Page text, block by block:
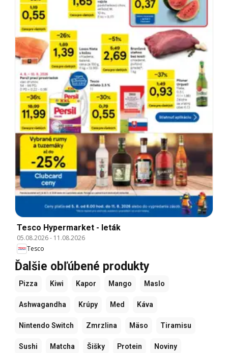
Tesco Hypermarket - leták
05.08.2026- 11.08.2026
Tesco
Ďalšie obľúbené produkty
Pizza Kiwi Kapor Mango Maslo
Ashwagandha Krúpy Med Káva
Nintendo Switch Zmrzlina Mäso Tiramisu
Sushi Matcha Šišky Protein Noviny